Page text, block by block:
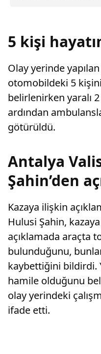
5 kişi
Olay yerinde
otomobildeki 5
belirlenirken yaralı
ardından
götürüldü.
Antalya
Şahin’den
Kazaya ilişkin
Hulusi Şahin,
açıklamada araçta
bulunduğunu,
kaybettiğini bildirdi.
hamile olduğunu
olay yerindeki
ifade etti.